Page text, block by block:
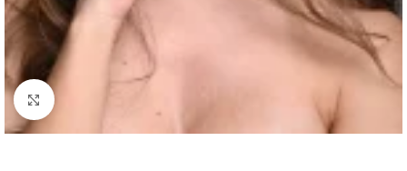
Haga clic para ampliar